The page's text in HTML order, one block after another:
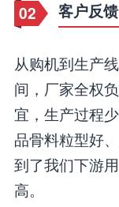
02 客户反馈
从购机到生产
间，厂家全权
宜，生产过程
品骨料粒型好
到了我们下游
高。